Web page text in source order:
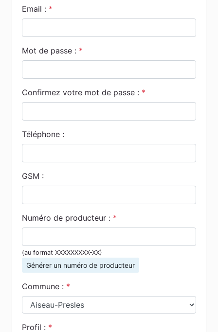
Email : *
Mot de passe : *
Confirmez votre mot de passe : *
Téléphone :
GSM :
Numéro de producteur : *
(au format XXXXXXXXX-XX)
Générer un numéro de producteur
Commune : *
Profil : *